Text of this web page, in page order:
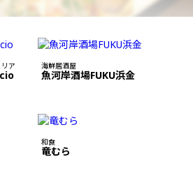
ア 海鮮居酒屋
魚河岸酒場FUKU浜金
和食
竜むら